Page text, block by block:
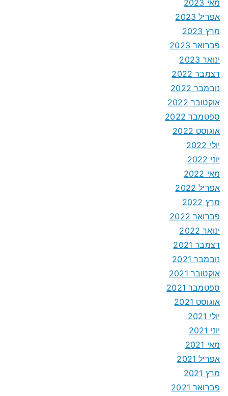
מאי 2023
אפריל 2023
מרץ 2023
פברואר 2023
ינואר 2023
דצמבר 2022
נובמבר 2022
אוקטובר 2022
ספטמבר 2022
אוגוסט 2022
יולי 2022
יוני 2022
מאי 2022
אפריל 2022
מרץ 2022
פברואר 2022
ינואר 2022
דצמבר 2021
נובמבר 2021
אוקטובר 2021
ספטמבר 2021
אוגוסט 2021
יולי 2021
יוני 2021
מאי 2021
אפריל 2021
מרץ 2021
פברואר 2021